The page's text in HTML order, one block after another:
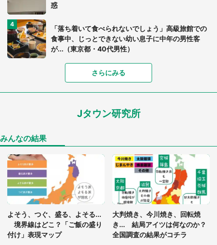
惑
「落ち着いて食べられないでしょう」高級旅館での
食事中、じっとできない幼い息子に中年の男性客
が...（東京都・40代男性）
「富豪すぎ」1歳息子の〝店頭駄々こね〟の内容に1.
7万人驚がく 「お菓子売り場ならまだしも...」「ハ
ードル高い」
あまりにも四角すぎる猫、激写される 「これもう
「閉所恐怖症の私は新幹線で大パニック。隣席の青
年に『手を繋いで』とお願いしたら...」 体験談に
8万人感動
グっちゃってた〝野生の野菜〟に6.5万人戦慄
さらにみる
Jタウン研究所
みんなの結果
よそう、つぐ、盛る、よそる...
境界線はどこ？「ご飯の盛り
付け」表現マップ
大判焼き、今川焼き、回転焼
き... 結局アイツは何なのか？
全国調査の結果がコチラ